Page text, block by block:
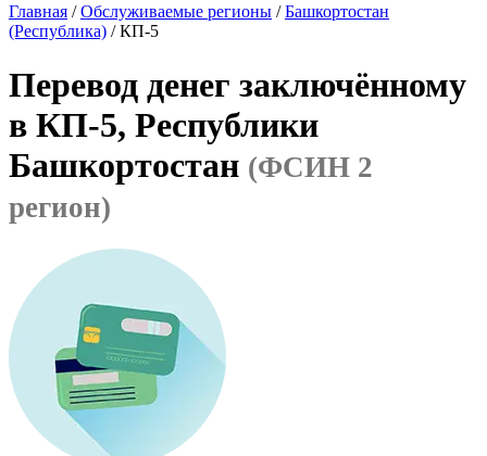
Главная /Обслуживаемые регионы /Башкортостан
(Республика) / КП-5
Перевод денег заключённому
в КП-5, Республики
Башкортостан (ФСИН 2
регион)